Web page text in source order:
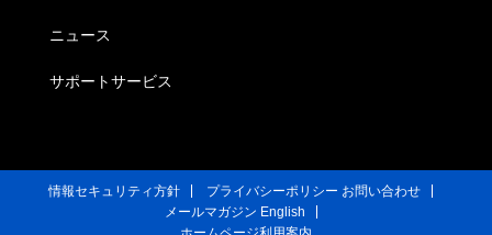
ニュース
サポートサービス
情報セキュリティ方針 プライバシーポリシー お問い合わせ
メールマガジン English